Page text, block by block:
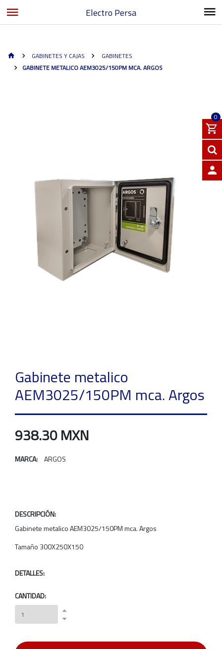
Electro Persa
0
GABINETES Y CAJAS
GABINETES
GABINETE METALICO AEM3025/150PM MCA. ARGOS
Gabinete metalico
AEM3025/150PM mca. Argos
938.30 MXN
MARCA: ARGOS
DESCRIPCIÓN:
Gabinete metalico AEM3025/150PM mca. Argos
Tamaño 300X250X150
DETALLES:
CANTIDAD: